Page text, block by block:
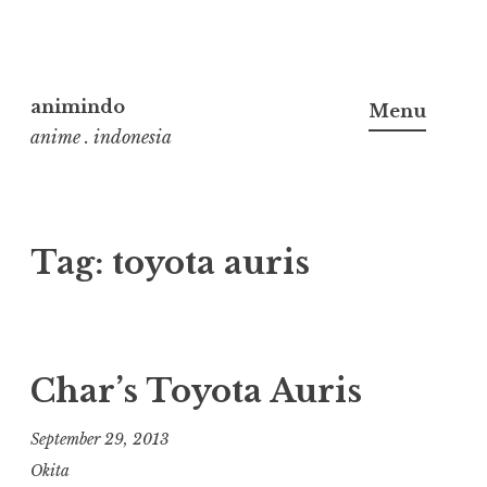
to
content
animindo
anime . indonesia
Menu
Tag: toyota auris
Char’s Toyota Auris
September 29, 2013
Okita